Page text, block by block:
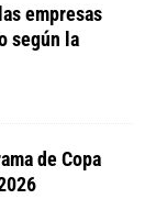
empresas
según la
de Copa